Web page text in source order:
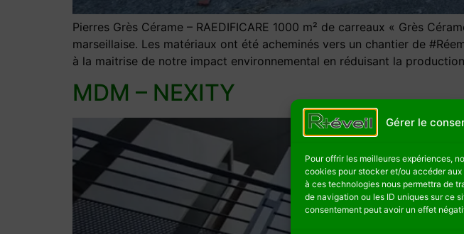
Gérer le
Pour offrir les meilleures expériences,
cookies pour stocker et/ou accéder
à ces technologies nous permettra de
de navigation ou les ID uniques sur ce
consentement peut avoir un effet
Pierres Grès Cérame – RAEDIFICARE 1000 m² de carreaux « Grès
marseillaise. Les matériaux ont été acheminés vers un chantier de
à la maitrise de notre impact environnemental en réduisant la
MDM – NEXITY